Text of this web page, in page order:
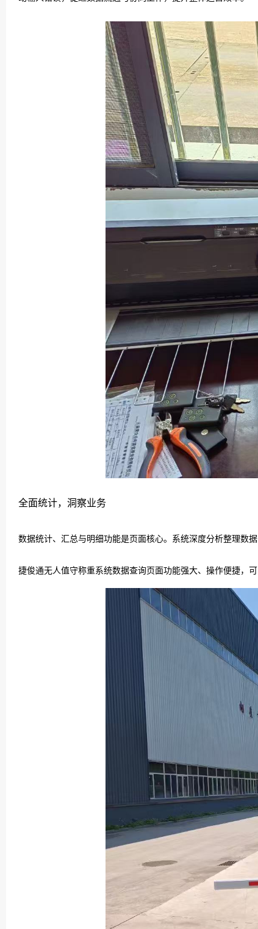
全面统计，洞察业务
数据统计、汇总与明细功能是页面核心。系统深度分析整理数
捷俊通无人值守称重系统数据查询页面功能强大、操作便捷，